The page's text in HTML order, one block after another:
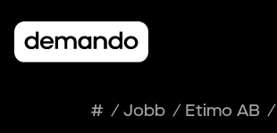
# /Jobb / Etimo AB /